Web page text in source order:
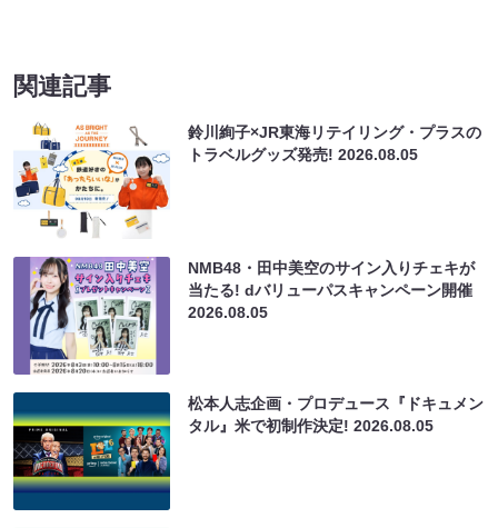
関連記事
鈴川絢子×JR東海リテイリング・プラスの
トラベルグッズ発売!2026.08.05
NMB48・田中美空のサイン入りチェキが
当たる! dバリューパスキャンペーン開催
2026.08.05
松本人志企画・プロデュース『ドキュメン
タル』米で初制作決定!2026.08.05